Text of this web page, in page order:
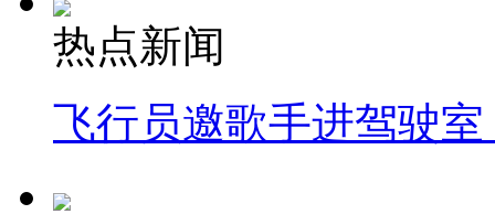
热点新闻
飞行员邀歌手进驾驶